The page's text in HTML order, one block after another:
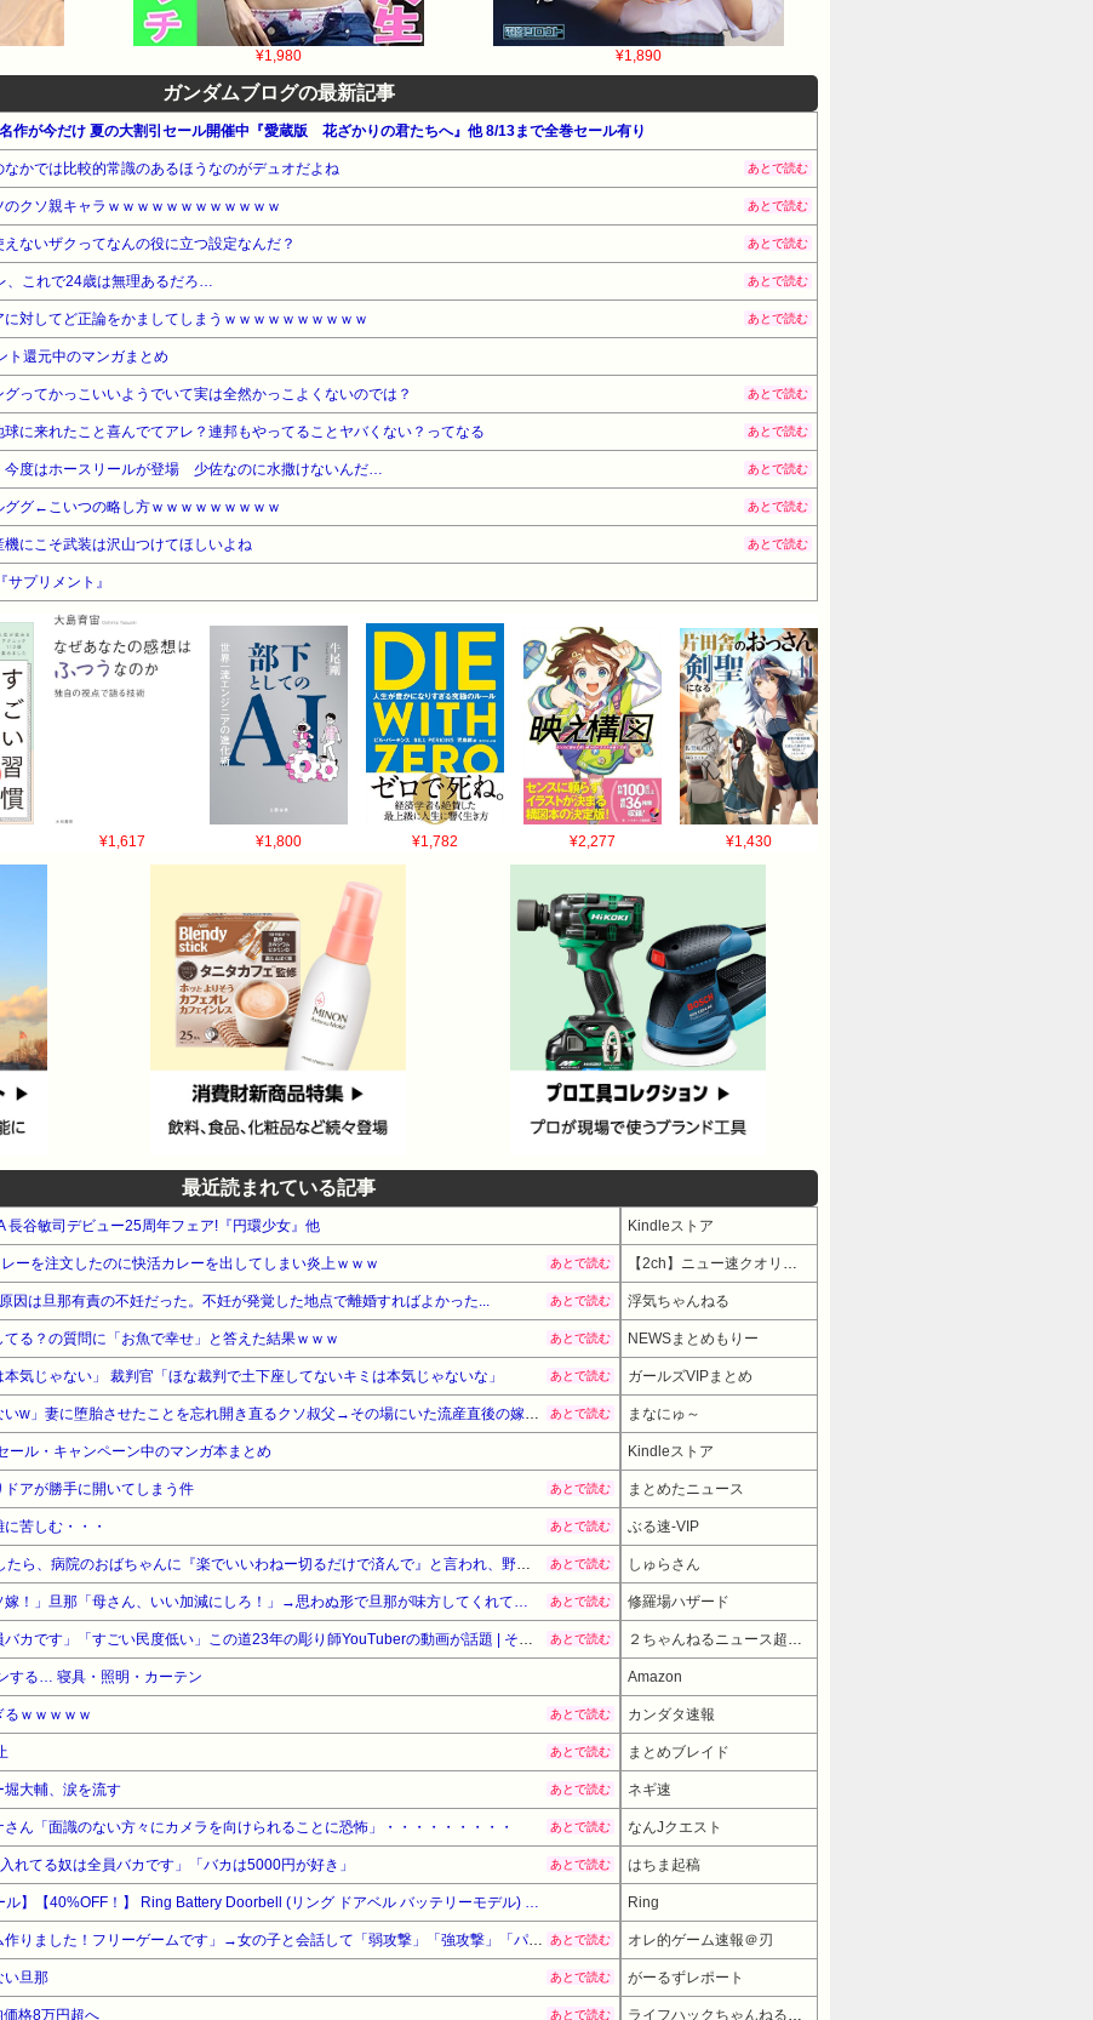
¥1,980 ¥1,890
ガンダムブログの最新記事
名作が今だけ 夏の大割引セール開催中『愛蔵版 花ざかりの君たちへ』他 8/13まで全巻セール有り
なかでは比較的常識のあるほうなのがデュオだよね あとで読む
クソ親キャラｗｗｗｗｗｗｗｗｗｗｗｗ あとで読む
ないザクってなんの役に立つ設定なんだ？ あとで読む
、これで24歳は無理あるだろ… あとで読む
に対してど正論をかましてしまうｗｗｗｗｗｗｗｗｗｗ あとで読む
ト還元中のマンガまとめ
グってかっこいいようでいて実は全然かっこよくないのでは？ あとで読む
球に来れたこと喜んでてアレ？連邦もやってることヤバくない？ってなる あとで読む
今度はホースリールが登場 少佐なのに水撒けないんだ… あとで読む
ググ←こいつの略し方ｗｗｗｗｗｗｗｗｗ あとで読む
機にこそ武装は沢山つけてほしいよね あとで読む
サプリメント』
¥1,617 ¥1,800 ¥1,782 ¥2,277 ¥1,430
最近読まれている記事
長谷敏司デビュー25周年フェア!『円環少女』他 Kindleストア
ーを注文したのに快活カレーを出してしまい炎上ｗｗｗ あとで読む 【2ch】ニュー速クオリティ
因は旦那有責の不妊だった。不妊が発覚した地点で離婚すればよかった... あとで読む 浮気ちゃんねる
てる？の質問に「お魚で幸せ」と答えた結果ｗｗｗ あとで読む NEWSまとめもりー
気じゃない」 裁判官「ほな裁判で土下座してないキミは本気じゃないな」 あとで読む ガールズVIPまとめ
「生まれてない子は覚えてないw」妻に堕胎させたことを忘れ開き直るクソ叔父→その場にいた流産直後の嫁や子供など『10人』が泣き叫ぶ地獄絵図へ あとで読む まなにゅ～
ール・キャンペーン中のマンガ本まとめ Kindleストア
アが勝手に開いてしまう件 あとで読む まとめたニュース
苦しむ・・・ あとで読む ぶる速-VIP
予定日10日過ぎて帝王切開したら、病院のおばちゃんに『楽でいいわねー切るだけで済んで』と言われ、野良妊婦認定までされた話 あとで読む しゅらさん
嫁！」旦那「母さん、いい加減にしろ！」→思わぬ形で旦那が味方してくれて… あとで読む 修羅場ハザード
「タトゥー入れてる奴は全員バカです」「すごい民度低い」この道23年の彫り師YouTuberの動画が話題 | その民度の低いバカから金巻き上げる商売してるコイツが一番バカってことか あとで読む ２ちゃんねるニュース超速まとめ＋
する… 寝具・照明・カーテン Amazon
ｗｗｗｗｗ あとで読む カンダタ速報
あとで読む まとめブレイド
堀大輔、涙を流す あとで読む ネギ速
さん「面識のない方々にカメラを向けられることに恐怖」・・・・・・・・・ あとで読む なんJクエスト
れてる奴は全員バカです」「バカは5000円が好き」 あとで読む はちま起稿
【Amazonデバイスサマーセール】【40%OFF！】 Ring Battery Doorbell (リング ドアベル バッテリーモデル) | ワンタッチ取り付け | ドア前防犯カメラ用途にも | スマホ対応ドアホン | 本体充電も簡単 | Ring Home プラン30日間無料体験付き - サテンニッケル Ring
「ソウルライクの恋愛ゲーム作りました！フリーゲームです」→女の子と会話して「弱攻撃」「強攻撃」「パリィ」「ローリング」を選ぶガチでダークソウルなんだがｗｗｗｗｗ あとで読む オレ的ゲーム速報＠刃
い旦那 あとで読む がーるずレポート
価格8万円超へ あとで読む ライフハックちゃんねる弐式